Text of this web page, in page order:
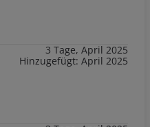
3 Tage, April 2025
Hinzugefügt: April 2025